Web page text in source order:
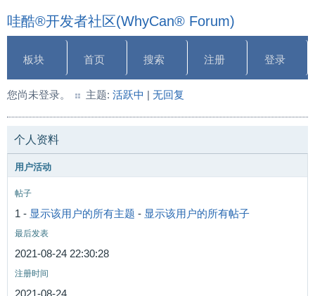
哇酷®开发者社区(WhyCan® Forum)
板块 首页 搜索 注册 登录
您尚未登录。 主题: 活跃中 | 无回复
个人资料
用户活动
帖子
1 - 显示该用户的所有主题 - 显示该用户的所有帖子
最后发表
2021-08-24 22:30:28
注册时间
2021-08-24